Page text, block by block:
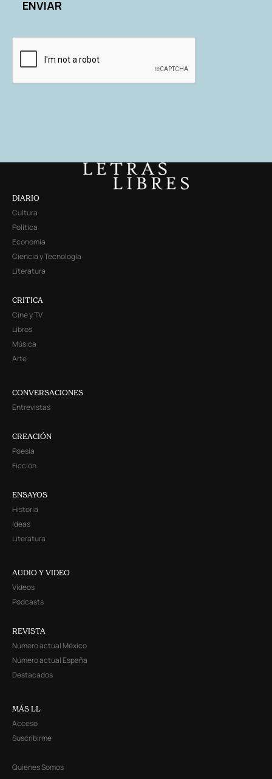
DIARIO
Cultura
Política
Economía
Ciencia y Tecnología
Literatura
CRITICA
Cine y TV
Libros
Música
Arte
CONVERSACIONES
Entrevistas
CREACIÓN
Poesía
Ficción
ENSAYOS
Historia
Ideas
Literatura
AUDIO Y VIDEO
Videos
Podcasts
REVISTA
Número actual México
Número actual España
Destacados
MÁS LL
Acceso
Suscribirme
Quienes Somos